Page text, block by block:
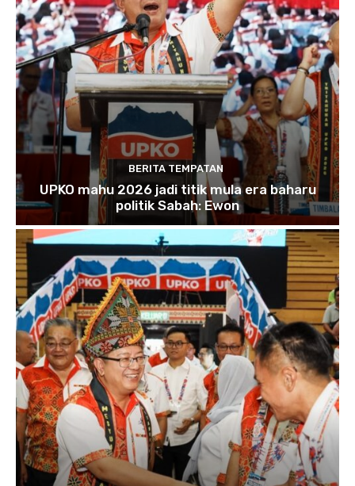
BERITA TEMPATAN
UPKO mahu 2026 jadi titik mula era baharu
politik Sabah: Ewon